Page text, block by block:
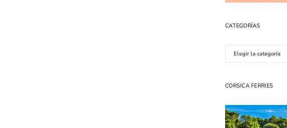
CATEGORÍAS
CORSICA FERRIES